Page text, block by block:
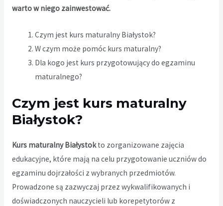
warto w niego zainwestować.
Czym jest kurs maturalny Białystok?
W czym może pomóc kurs maturalny?
Dla kogo jest kurs przygotowujący do egzaminu
maturalnego?
Czym jest kurs maturalny
Białystok?
Kurs maturalny Białystokto zorganizowane zajęcia
edukacyjne, które mają na celu przygotowanie uczniów do
egzaminu dojrzałości z wybranych przedmiotów.
Prowadzone są zazwyczaj przez wykwalifikowanych i
doświadczonych nauczycieli lub korepetytorów z